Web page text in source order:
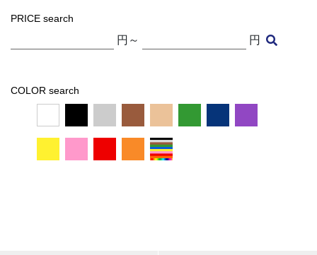
PRICE search
円～ 円
COLOR search